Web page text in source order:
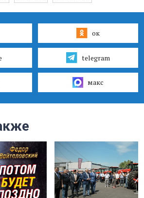
ок
telegram
макс